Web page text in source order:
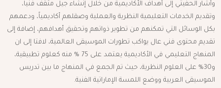
وأشار الحفيتي إلى أهداف الأكاديمية من خلال إنشاء جيل مثقف فنيا،
وتقديم الخدمات التعليمية النظرية والعملية وصقلهم أكاديمياً، ودعمهم
بكل الوسائل التي تمكنهم من تطوير ذواتهم وتحقيق أهدافهم، إضافة إلى
تقديم محتوى فني عال يواكب تطورات الموسيقى العالمية، لافتا إلى ان
المنهاج التعليمي في الأكاديمية يعتمد على 75 % منه كعلوم تطبيقية،
و30% على العلوم النظرية، حيث تم الجمع في المنهاج ما بين تدريس
الموسيقى العربية ووضع اللمسة الإماراتية الفنية.